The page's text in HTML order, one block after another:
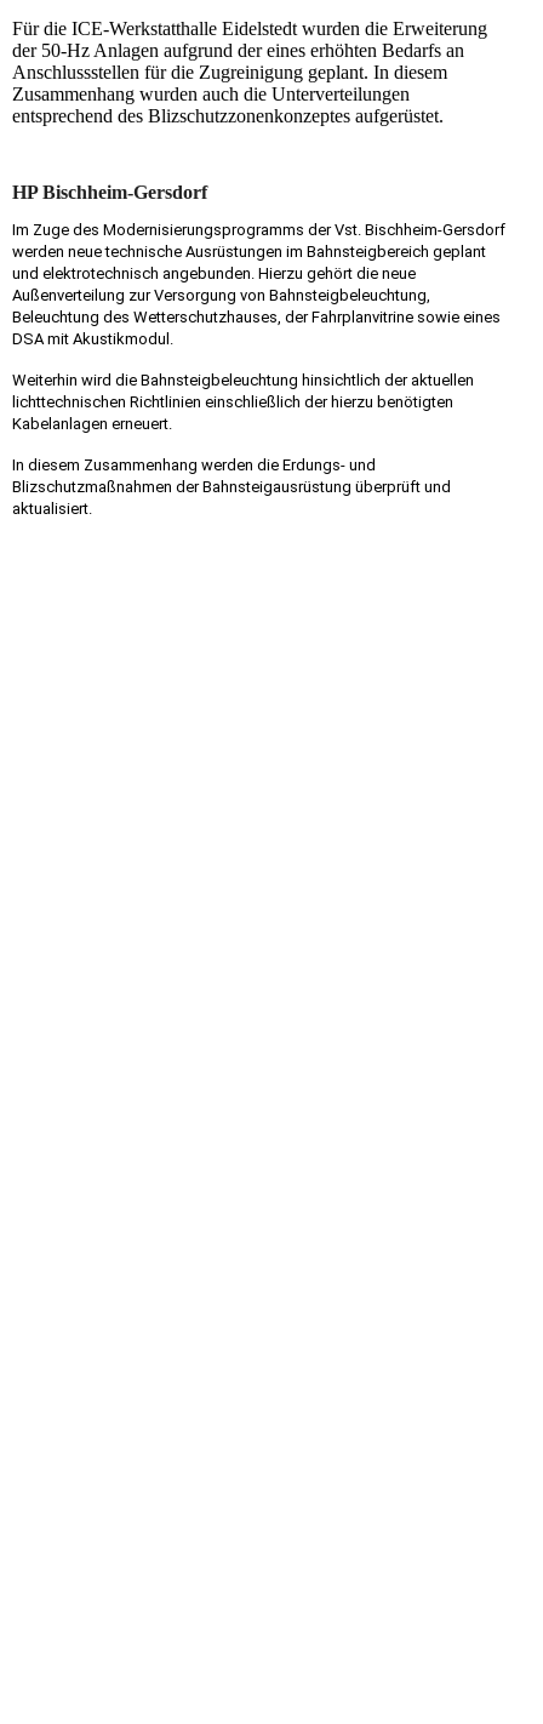
Für die ICE-Werkstatthalle Eidelstedt wurden die Erweiterung
der 50-Hz Anlagen aufgrund der eines erhöhten Bedarfs an
Anschlussstellen für die Zugreinigung geplant. In diesem
Zusammenhang wurden auch die Unterverteilungen
entsprechend des Blizschutzzonenkonzeptes aufgerüstet.
HP Bischheim-Gersdorf
Im Zuge des Modernisierungsprogramms der Vst. Bischheim-Gersdorf
werden neue technische Ausrüstungen im Bahnsteigbereich geplant
und elektrotechnisch angebunden. Hierzu gehört die neue
Außenverteilung zur Versorgung von Bahnsteigbeleuchtung,
Beleuchtung des Wetterschutzhauses, der Fahrplanvitrine sowie eines
DSA mit Akustikmodul.
Weiterhin wird die Bahnsteigbeleuchtung hinsichtlich der aktuellen
lichttechnischen Richtlinien einschließlich der hierzu benötigten
Kabelanlagen erneuert.
In diesem Zusammenhang werden die Erdungs- und
Blizschutzmaßnahmen der Bahnsteigausrüstung überprüft und
aktualisiert.